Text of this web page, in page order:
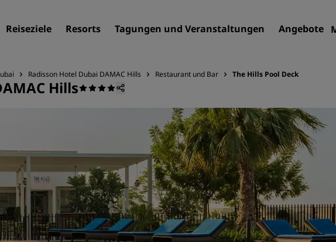
Reiseziele Resorts Tagungen und Veranstaltungen Angebote
Reiseziele
Resorts
Serviced Apartments
Flughafenhotels
Neue und geplante Hotels
Tagungen und
Veranstaltungen
Radisson Hotel Dubai DAMAC Hills Restaurant und Bar The Hills Pool Deck
Hills